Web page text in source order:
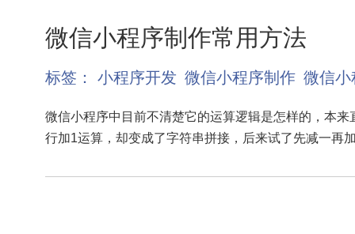
微信小程序制作常用方法
标签： 小程序开发 微信小程序制作 微信小
微信小程序中目前不清楚它的运算逻辑是怎样的，本来
行加1运算，却变成了字符串拼接，后来试了先减一再